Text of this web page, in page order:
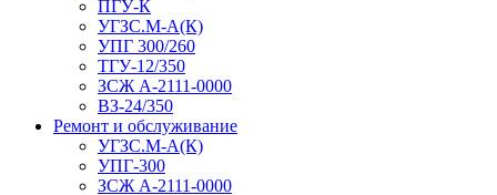
ПГУ-К
УГЗС.М-А(К)
УПГ 300/260
ТГУ-12/350
ЗСЖ А-2111-0000
ВЗ-24/350
Ремонт и обслуживание
УГЗС.М-А(К)
УПГ-300
ЗСЖ А-2111-0000